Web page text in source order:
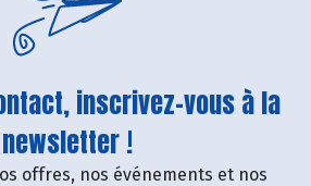
inscrivez-vous à la
newsletter !
offres, nos événements et nos